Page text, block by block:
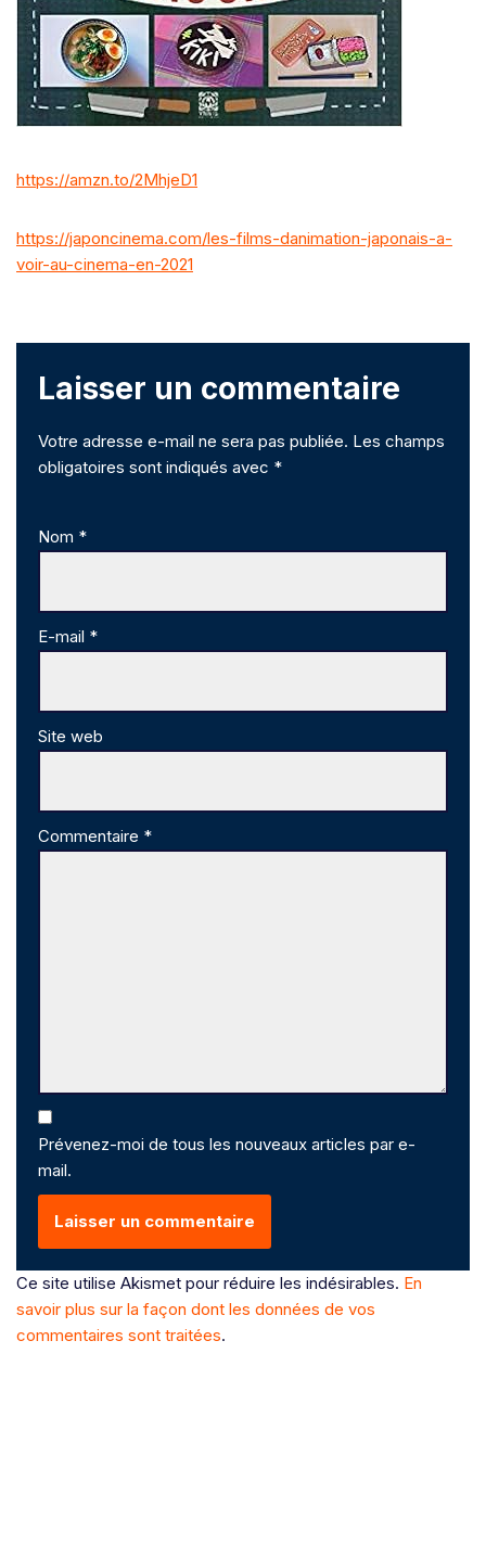
https://amzn.to/2MhjeD1
https://japoncinema.com/les-films-danimation-japonais-a-
voir-au-cinema-en-2021
Laisser un commentaire
Votre adresse e-mail ne sera pas publiée. Les champs
obligatoires sont indiqués avec *
Nom *
E-mail *
Site web
Commentaire *
Prévenez-moi de tous les nouveaux articles par e-
mail.
Ce site utilise Akismet pour réduire les indésirables. En
savoir plus sur la façon dont les données de vos
commentaires sont traitées.